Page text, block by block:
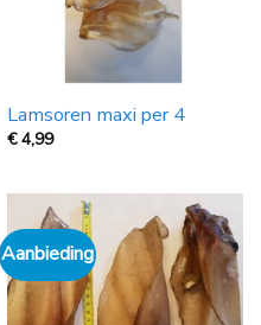
Lamsoren maxi per 4
€4,99
Aanbieding